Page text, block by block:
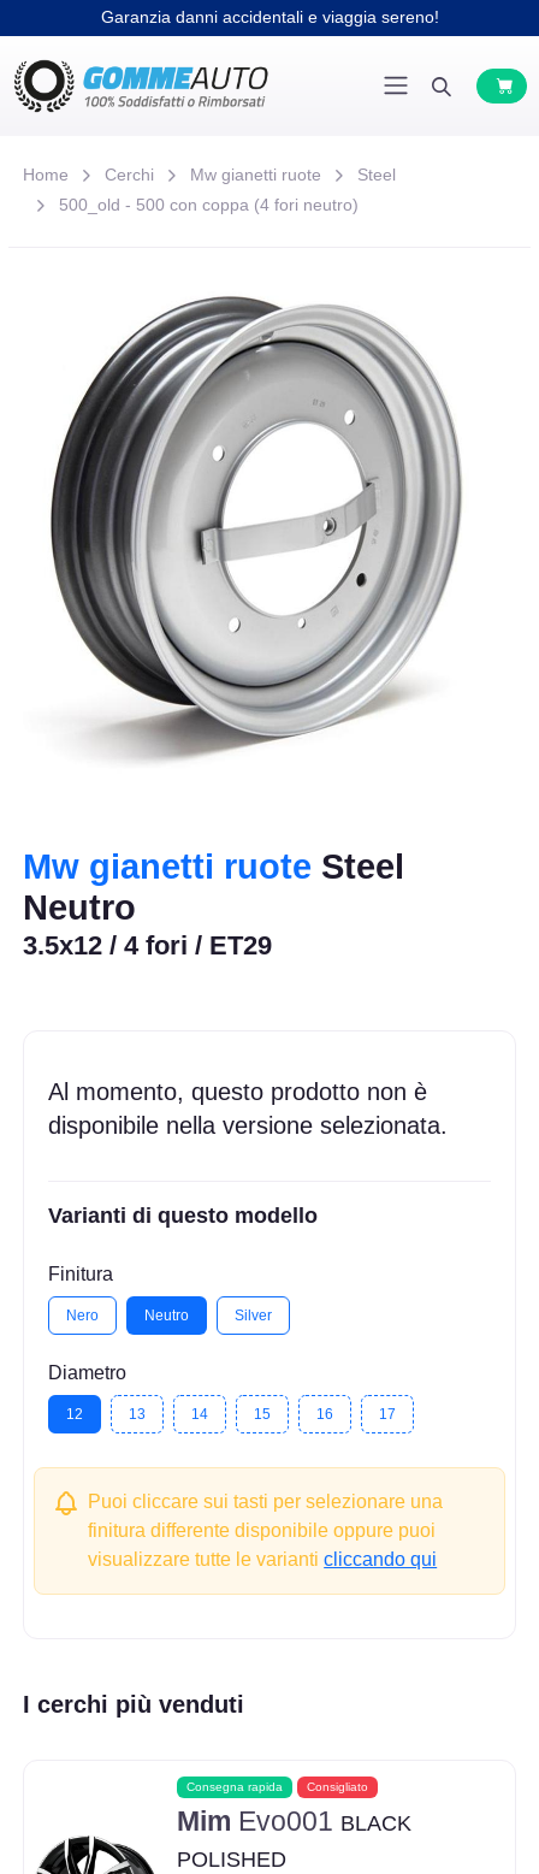
Garanzia danni accidentali e viaggia sereno!
Home Cerchi Mw gianetti ruote
Steel
500_old - 500 con coppa (4 fori neutro)
Mw gianetti ruote Steel
Neutro
3.5x12 / 4 fori / ET29
Al momento, questo prodotto non è
disponibile nella versione selezionata.
Varianti di questo modello
Finitura
Nero Neutro Silver
Diametro
12 13 14 15 16 17
Puoi cliccare sui tasti per selezionare una
finitura differente disponibile oppure puoi
visualizzare tutte le varianticliccando qui
I cerchi più venduti
Consegna rapida Consigliato
Mim Evo001 BLACK
POLISHED